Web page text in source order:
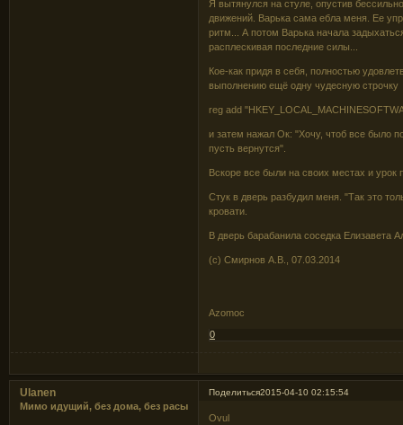
Я вытянулся на стуле, опустив
движений. Варька сама ебла меня. Ее
ритм... А потом Варька начала
расплескивая последние силы...
Кое-как придя в себя, полностью
выполнению ещё одну чудесную строчку
reg add
и затем нажал Ок: "Хочу, чтоб все было
пусть вернутся".
Вскоре все были на своих местах и
Стук в дверь разбудил меня. "Так это
кровати.
В дверь барабанила соседка Елизавета
(c) Смирнов А.В., 07.03.2014
Azomoc
0
Поделиться2015-04-10 02:15:54
Ulanen
Мимо идущий, без дома, без расы
Ovul